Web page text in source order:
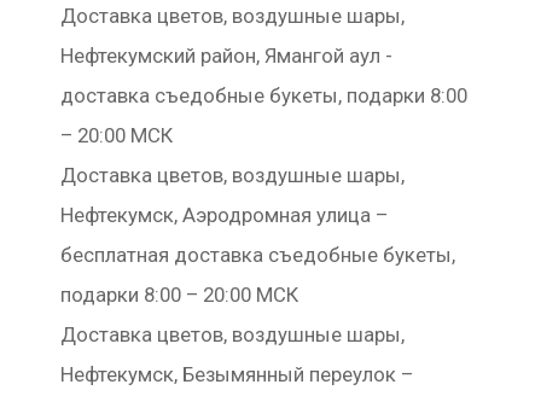
Доставка цветов, воздушные шары,
Нефтекумский район, Ямангой аул -
доставка съедобные букеты, подарки 8:00
– 20:00 МСК
Доставка цветов, воздушные шары,
Нефтекумск, Аэродромная улица –
бесплатная доставка съедобные букеты,
подарки 8:00 – 20:00 МСК
Доставка цветов, воздушные шары,
Нефтекумск, Безымянный переулок –